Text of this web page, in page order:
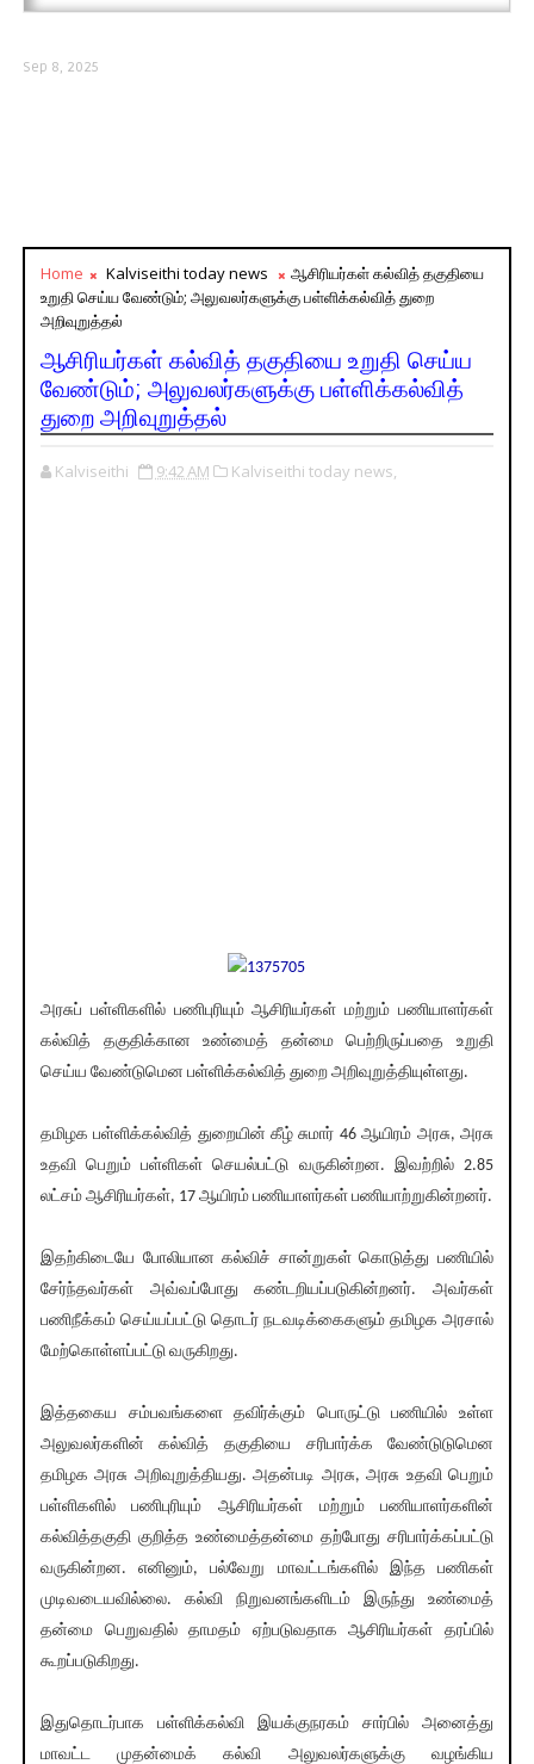
Sep 8, 2025
Home Kalviseithi today news
ஆசிரியர்கள் கல்வித் தகுதியை
உறுதி செய்ய வேண்டும்; அலுவலர்களுக்கு பள்ளிக்கல்வித் துறை
அறிவுறுத்தல்
ஆசிரியர்கள் கல்வித் தகுதியை உறுதி செய்ய
வேண்டும்; அலுவலர்களுக்கு பள்ளிக்கல்வித்
துறை அறிவுறுத்தல்
Kalviseithi 9:42 AM Kalviseithi today news,
அரசுப் பள்ளிகளில் பணிபுரியும் ஆசிரியர்கள் மற்றும் பணியாளர்கள்
கல்வித் தகுதிக்கான உண்மைத் தன்மை பெற்றிருப்பதை உறுதி
செய்ய வேண்டுமென பள்ளிக்கல்வித் துறை அறிவுறுத்தியுள்ளது.
தமிழக பள்ளிக்கல்வித் துறையின் கீழ் சுமார் 46 ஆயிரம் அரசு, அரசு
உதவி பெறும் பள்ளிகள் செயல்பட்டு வருகின்றன. இவற்றில் 2.85
லட்சம் ஆசிரியர்கள், 17 ஆயிரம் பணியாளர்கள் பணியாற்றுகின்றனர்.
இதற்கிடையே போலியான கல்விச் சான்றுகள் கொடுத்து பணியில்
சேர்ந்தவர்கள் அவ்வப்போது கண்டறியப்படுகின்றனர். அவர்கள்
பணிநீக்கம் செய்யப்பட்டு தொடர் நடவடிக்கைகளும் தமிழக அரசால்
மேற்கொள்ளப்பட்டு வருகிறது.
இத்தகைய சம்பவங்களை தவிர்க்கும் பொருட்டு பணியில் உள்ள
அலுவலர்களின் கல்வித் தகுதியை சரிபார்க்க வேண்டுடுமென
தமிழக அரசு அறிவுறுத்தியது. அதன்படி அரசு, அரசு உதவி பெறும்
பள்ளிகளில் பணிபுரியும் ஆசிரியர்கள் மற்றும் பணியாளர்களின்
கல்வித்தகுதி குறித்த உண்மைத்தன்மை தற்போது சரிபார்க்கப்பட்டு
வருகின்றன. எனினும், பல்வேறு மாவட்டங்களில் இந்த பணிகள்
முடிவடையவில்லை. கல்வி நிறுவனங்களிடம் இருந்து உண்மைத்
தன்மை பெறுவதில் தாமதம் ஏற்படுவதாக ஆசிரியர்கள் தரப்பில்
கூறப்படுகிறது.
இதுதொடர்பாக பள்ளிக்கல்வி இயக்குநரகம் சார்பில் அனைத்து
மாவட்ட முதன்மைக் கல்வி அலுவலர்களுக்கு வழங்கிய